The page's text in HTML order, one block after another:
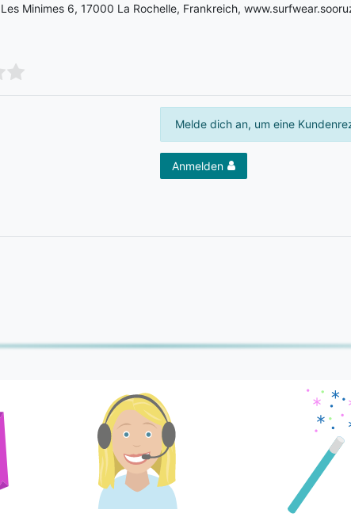
Minimes 6, 17000 La Rochelle, Frankreich,
Melde dich an, um eine
Anmelden